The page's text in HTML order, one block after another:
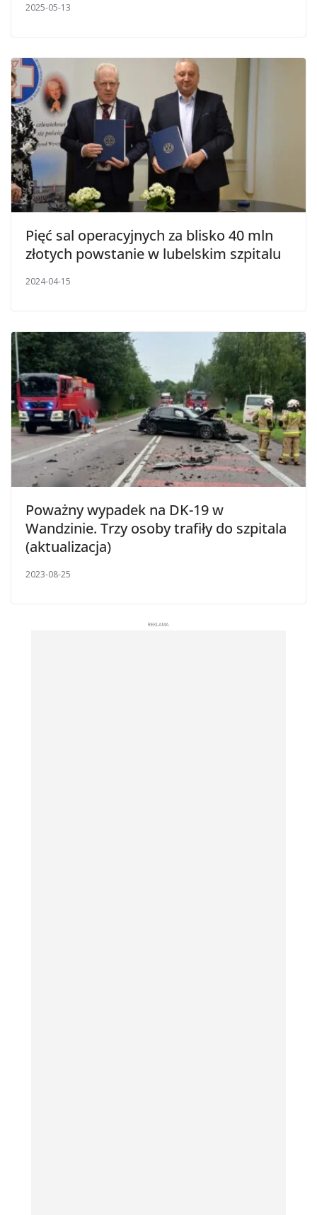
2025-05-13
Pięć sal operacyjnych za blisko 40 mln
złotych powstanie w lubelskim szpitalu
2024-04-15
Poważny wypadek na DK-19 w
Wandzinie. Trzy osoby trafiły do szpitala
(aktualizacja)
2023-08-25
REKLAMA